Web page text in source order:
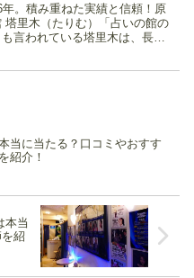
年。積み重ねた実績と信頼！原
塔里木（たりむ）「占いの館の
言われている塔里木は、長年
当に当たる？口コミやおすす
紹介！
本当
紹